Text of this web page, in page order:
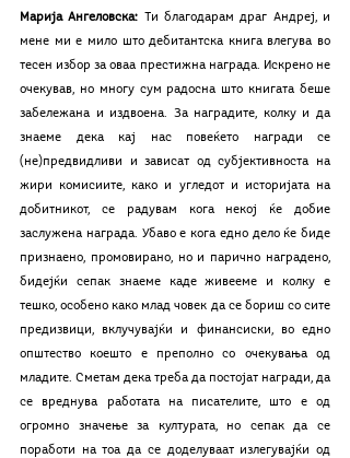
Марија Ангеловска: Ти благодарам драг Андреј, и
мене ми е мило што дебитантска книга влегува во
тесен избор за оваа престижна награда. Искрено не
очекував, но многу сум радосна што книгата беше
забележана и издвоена. За наградите, колку и да
знаеме дека кај нас повеќето награди се
(не)предвидливи и зависат од субјективноста на
жири комисиите, како и угледот и историјата на
добитникот, сe радувам кога некој ќе добие
заслужена награда. Убаво е кога едно дело ќе биде
признаено, промовирано, но и парично наградено,
бидејќи сепак знаеме каде живееме и колку е
тешко, особено како млад човек да се бориш со сите
предизвици, вклучувајќи и финансиски, во едно
општество коешто е преполно со очекувања од
младите. Сметам дека треба да постојат награди, да
се вреднува работата на писателите, што е од
огромно значење за културата, но сепак да се
поработи на тоа да се доделуваат излегувајќи од